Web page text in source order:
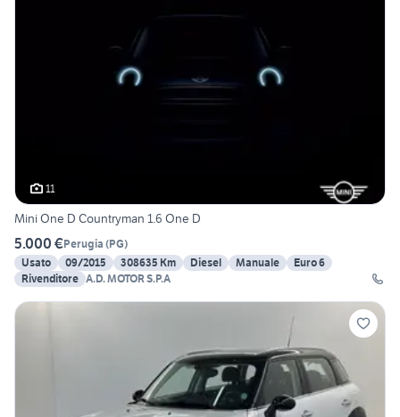
11
Mini One D Countryman 1.6 One D
5.000 €Perugia (PG)
Usato
09/2015 308635 Km Diesel Manuale
Euro 6
Rivenditore A.D. MOTOR S.P.A